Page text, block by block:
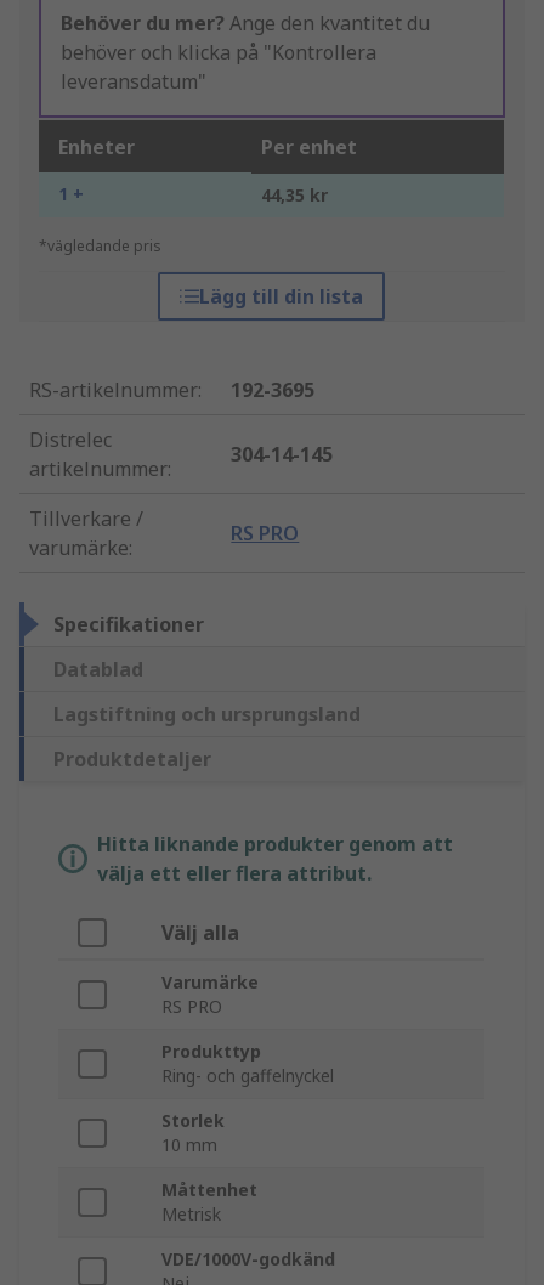
Behöver du mer? Ange den kvantitet du
behöver och klicka på "Kontrollera
leveransdatum"
Enheter Per enhet
1 + 44,35 kr
*vägledande pris
Lägg till din lista
RS-artikelnummer:
192-3695
Distrelec
artikelnummer:
304-14-145
Tillverkare /
varumärke:
RS PRO
Specifikationer
Datablad
Lagstiftning och ursprungsland
Produktdetaljer
Hitta liknande produkter genom att
välja ett eller flera attribut.
Välj alla
Varumärke
RS PRO
Produkttyp
Ring- och gaffelnyckel
Storlek
10 mm
Måttenhet
Metrisk
VDE/1000V-godkänd